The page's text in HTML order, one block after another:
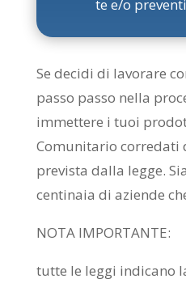
te e/o
Se decidi di lavorare
passo passo nella
immettere i tuoi
Comunitario corredati
prevista dalla legge.
centinaia di aziende
NOTA IMPORTANTE:
tutte le leggi indicano